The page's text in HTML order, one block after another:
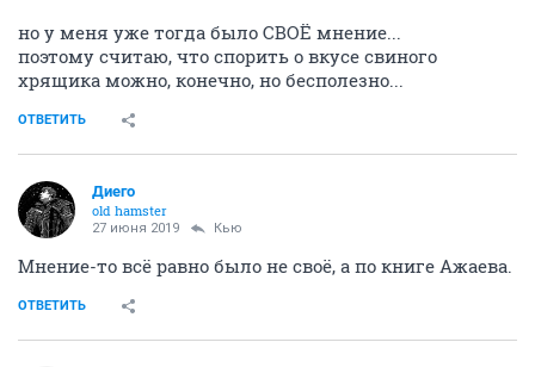
но у меня уже тогда было СВОЁ мнение...
поэтому считаю, что спорить о вкусе свиного
хрящика можно, конечно, но бесполезно...
ОТВЕТИТЬ
Диего
old hamster
27 июня 2019 Кью
Мнение-то всё равно было не своё, а по книге Ажаева.
ОТВЕТИТЬ